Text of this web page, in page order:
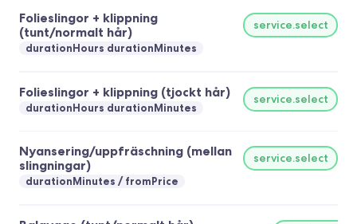
Folieslingor + klippning
(tunt/normalt hår)
durationHours durationMinutes
service.select
Folieslingor + klippning (tjockt hår)
durationHours durationMinutes
service.select
Nyansering/uppfräschning (mellan
slingningar)
durationMinutes fromPrice
service.select